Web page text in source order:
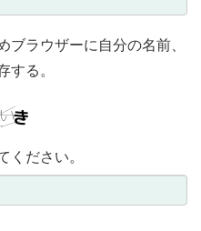
ブラウザーに自分の名前、
する。
ください。